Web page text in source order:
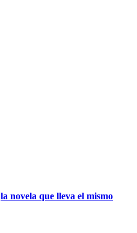
la novela que lleva el mismo